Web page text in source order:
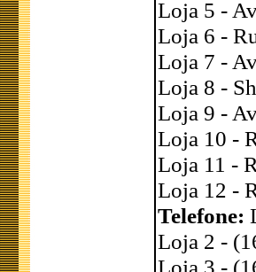
Loja 5 -
Loja 6 -
Loja 7 -
Loja 8 -
Loja 9 -
Loja 10 -
Loja 11 -
Loja 12 -
Telefone:
Loja 2 -
Loja 3 -